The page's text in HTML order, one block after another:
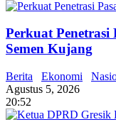
Perkuat
Semen Kujang
Berita Ekonomi
Agustus 5, 2026
20:52